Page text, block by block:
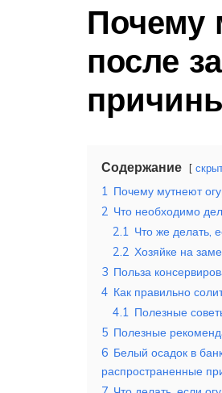
Почему
после
Содержание
1 Почему мутнеют
2 Что необходимо
2.1 Что же делать,
2.2 Хозяйке на
3 Польза
4 Как правильно
4.1 Полезные
5 Полезные
6 Белый осадок в
распространенные